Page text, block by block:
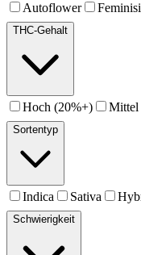
Autoflower
THC-Gehalt
Hoch (20%+) Mittel
Sortentyp
Indica Sativa
Schwierigkeit